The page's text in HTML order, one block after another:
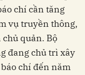
chí cần tăng
vụ truyền thông,
quản. Bộ
đang chủ trì xây
chí đến năm